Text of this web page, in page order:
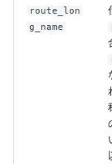
route_lon
g_name